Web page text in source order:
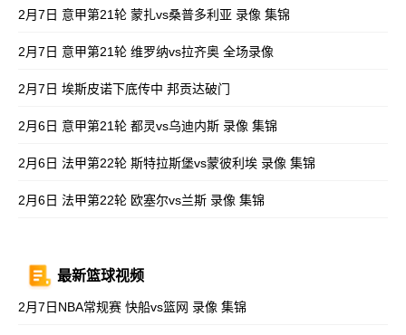
2月7日 意甲第21轮 蒙扎vs桑普多利亚 录像 集锦
2月7日 意甲第21轮 维罗纳vs拉齐奥 全场录像
2月7日 埃斯皮诺下底传中 邦贡达破门
2月6日 意甲第21轮 都灵vs乌迪内斯 录像 集锦
2月6日 法甲第22轮 斯特拉斯堡vs蒙彼利埃 录像 集锦
2月6日 法甲第22轮 欧塞尔vs兰斯 录像 集锦
最新篮球视频
2月7日NBA常规赛 快船vs篮网 录像 集锦